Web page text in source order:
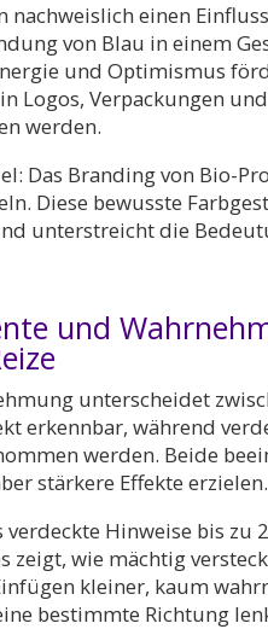
nachweislich einen
von Blau in einem
und Optimismus
Logos, Verpackungen
werden.
Das Branding von Bio-
Diese bewusste
unterstreicht die
und
unterscheidet
erkennbar, während
werden. Beide
stärkere Effekte erzielen.
verdeckte Hinweise bis
zeigt, wie mächtig
kleiner, kaum
bestimmte Richtung